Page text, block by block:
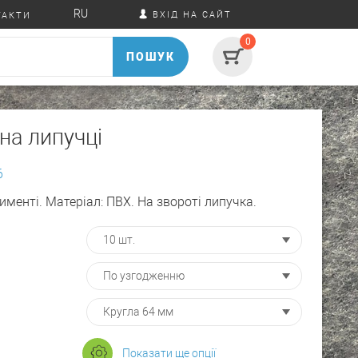
RU ВХІД НА САЙТ
ПОШУК
0
липучці
Матеріал: ПВХ. На звороті липучка.
Показати ще опції